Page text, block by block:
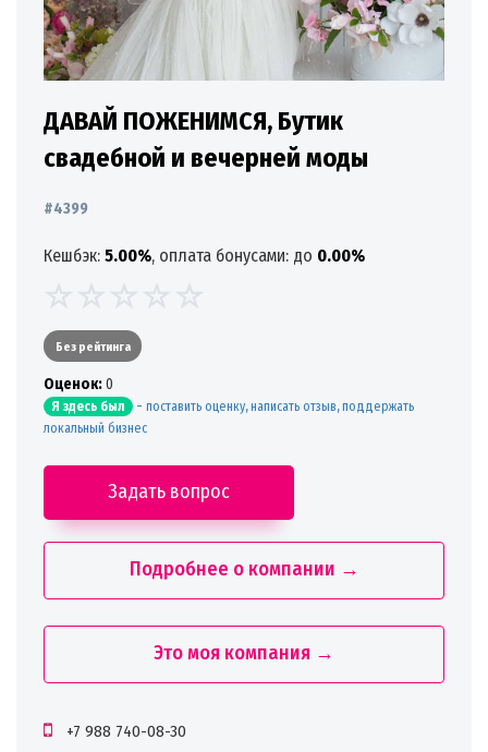
ДАВАЙ ПОЖЕНИМСЯ, Бутик
свадебной и вечерней моды
#4399
Кешбэк: 5.00%, оплата бонусами: до 0.00%
Без рейтинга
Oценок:0
Я здесь был - поставить оценку, написать отзыв, поддержать
локальный бизнес
Задать вопрос
Подробнее о компании →
Это моя компания →
+7 988 740-08-30